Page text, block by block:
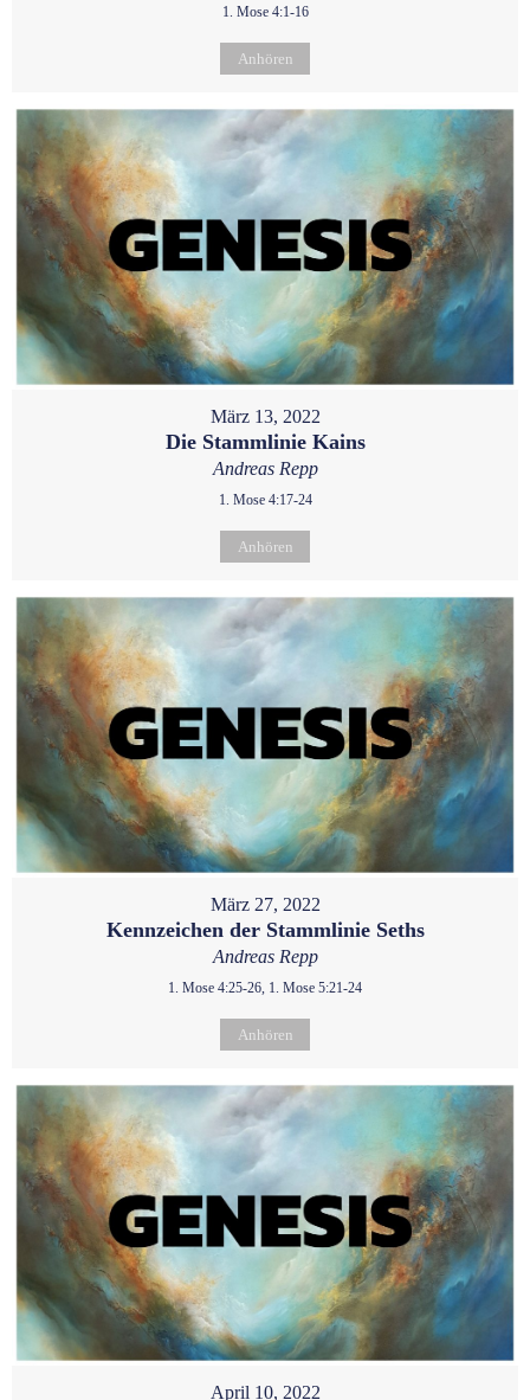
1. Mose 4:1-16
Anhören
März 13, 2022
Die Stammlinie Kains
Andreas Repp
1. Mose 4:17-24
Anhören
März 27, 2022
Kennzeichen der Stammlinie Seths
Andreas Repp
1. Mose 4:25-26, 1. Mose 5:21-24
Anhören
April 10, 2022